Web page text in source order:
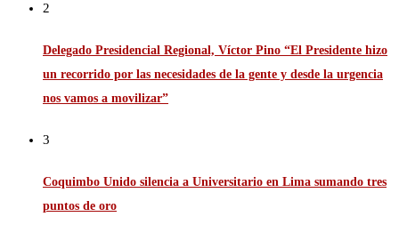
2
Delegado Presidencial Regional, Víctor Pino “El Presidente hizo
un recorrido por las necesidades de la gente y desde la urgencia
nos vamos a movilizar”
3
Coquimbo Unido silencia a Universitario en Lima sumando tres
puntos de oro